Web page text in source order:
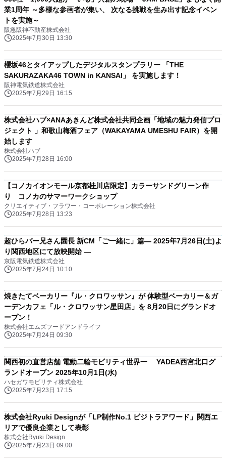
業1周年 ～多様な参画者が集い、 次なる挑戦を生み出す記念イベン
トを実施～
阪急阪神不動産株式会社
2025年7月30日 13:30
櫻坂46とタイアップしたデジタルスタンプラリー 「THE
SAKURAZAKA46 TOWN in KANSAI」 を実施します！
阪神電気鉄道株式会社
2025年7月29日 16:15
株式会社ハブ×ANAあきんど株式会社共同企画「地域の魅力発信プロ
ジェクト 」和歌山梅酒フェア（WAKAYAMA UMESHU FAIR）を開
始します
株式会社ハブ
2025年7月28日 16:00
【コノカイオンモール京都桂川店限定】カラーサンドグリーン作
り コノカのサマーワークショップ
クリエイティブ・フラワー・コーポレーション株式会社
2025年7月28日 13:23
超ひらパー兄さん園長 新CM「ご一緒に」篇― 2025年7月26日(土)よ
り関西地区にて放映開始 ―
京阪電気鉄道株式会社
2025年7月24日 10:10
焼きたてベーカリー『ル・クロワッサン』が 体験型ベーカリー＆ガ
ーデンカフェ「ル・クロワッサン星田店」を 8月20日にグランドオ
ープン！
株式会社エムズフードアンドライフ
2025年7月24日 09:30
関西初の直営店舗 電動二輪モビリティ世界一 YADEA西宮北口グ
ランドオープン 2025年10月1日(水)
ハセガワモビリティ株式会社
2025年7月23日 17:15
株式会社Ryuki Designが「LP制作No.1 ビジトラアワード」関西エ
リアで優良企業として表彰
株式会社Ryuki Design
2025年7月23日 09:00